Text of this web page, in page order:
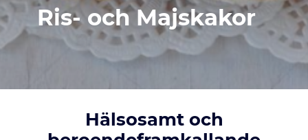
Ris- och Majskakor
Hälsosamt och